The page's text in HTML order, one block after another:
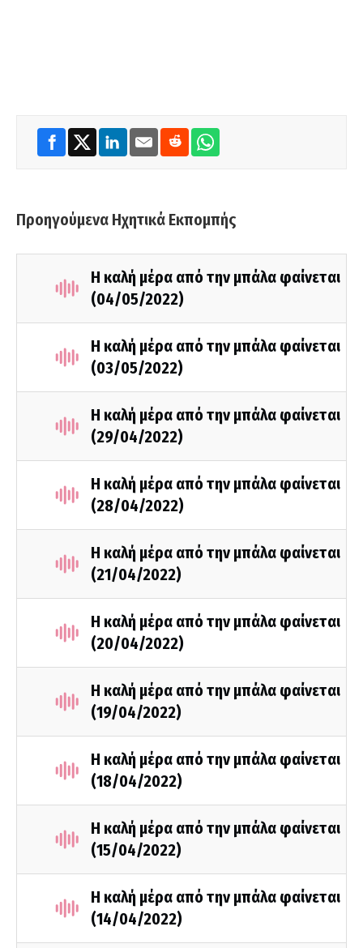
Προηγούμενα Ηχητικά Εκπομπής
Η καλή μέρα από την μπάλα φαίνεται
(04/05/2022)
Η καλή μέρα από την μπάλα φαίνεται
(03/05/2022)
Η καλή μέρα από την μπάλα φαίνεται
(29/04/2022)
Η καλή μέρα από την μπάλα φαίνεται
(28/04/2022)
Η καλή μέρα από την μπάλα φαίνεται
(21/04/2022)
Η καλή μέρα από την μπάλα φαίνεται
(20/04/2022)
Η καλή μέρα από την μπάλα φαίνεται
(19/04/2022)
Η καλή μέρα από την μπάλα φαίνεται
(18/04/2022)
Η καλή μέρα από την μπάλα φαίνεται
(15/04/2022)
Η καλή μέρα από την μπάλα φαίνεται
(14/04/2022)